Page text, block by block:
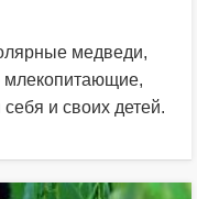
медведи,
млекопитающие,
и своих детей.